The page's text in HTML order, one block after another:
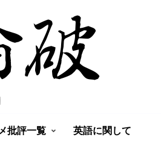
批評一覧 英語に関して